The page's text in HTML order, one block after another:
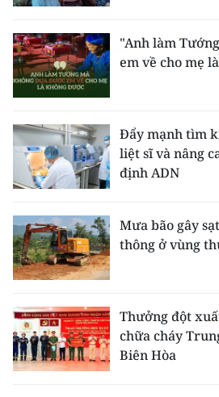
"Anh làm
em về cho mẹ
Đẩy mạnh tìm
liệt sĩ và nâng
định ADN
Mưa bão gây
thông ở vùng
Thưởng đột
chữa cháy
Biên Hòa